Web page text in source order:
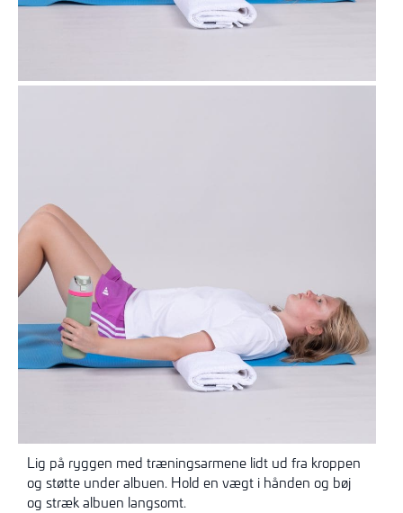
Lig på ryggen med træningsarmene lidt ud fra kroppen
og støtte under albuen. Hold en vægt i hånden og bøj
og stræk albuen langsomt.